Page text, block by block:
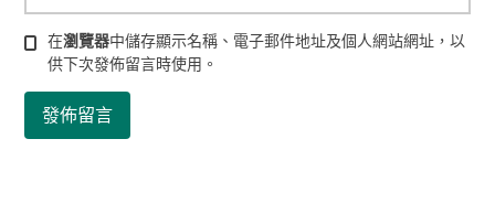
在瀏覽器中儲存顯示名稱、電子郵件地址及個人網站網址，以
供下次發佈留言時使用。